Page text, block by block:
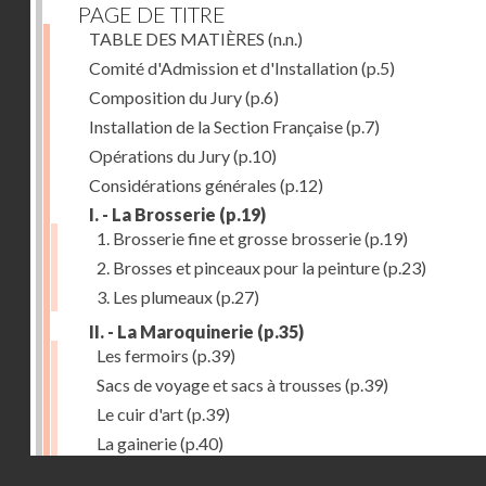
PAGE DE TITRE
TABLE DES MATIÈRES (n.n.)
Comité d'Admission et d'Installation(p.5)
Composition du Jury(p.6)
Installation de la Section Française(p.7)
Opérations du Jury(p.10)
Considérations générales (p.12)
I. - La Brosserie (p.19)
1. Brosserie fine et grosse brosserie(p.19)
2. Brosses et pinceaux pour la peinture(p.23)
3. Les plumeaux(p.27)
II. - La Maroquinerie (p.35)
Les fermoirs (p.39)
Sacs de voyage et sacs à trousses (p.39)
Le cuir d'art(p.39)
La gainerie(p.40)